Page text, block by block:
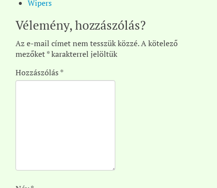
Wipers
Vélemény, hozzászólás?
Az e-mail címet nem tesszük közzé.A kötelező
mezőket*karakterrel jelöltük
Hozzászólás *